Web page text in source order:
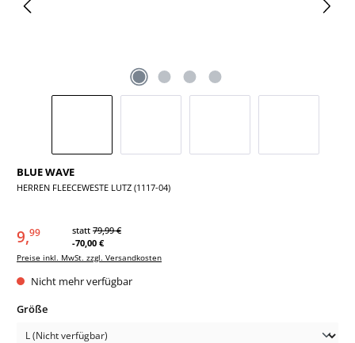
BLUE WAVE
HERREN FLEECEWESTE LUTZ (1117-04)
9,99 statt 79,99 €
-70,00 €
Preise inkl. MwSt. zzgl. Versandkosten
Nicht mehr verfügbar
Größeauswählen